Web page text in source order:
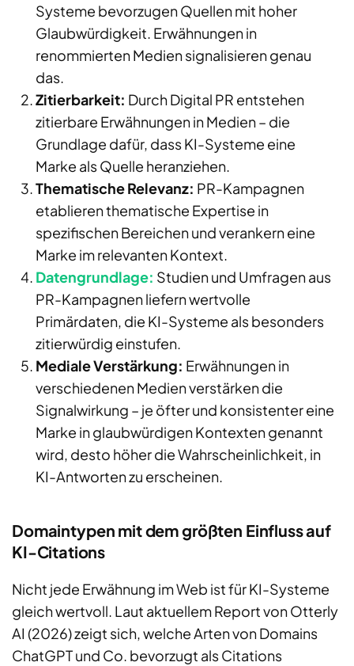
Systeme bevorzugen Quellen mit hoher
Glaubwürdigkeit. Erwähnungen in
renommierten Medien signalisieren genau
das.
Zitierbarkeit: Durch Digital PR entstehen
zitierbare Erwähnungen in Medien – die
Grundlage dafür, dass KI-Systeme eine
Marke als Quelle heranziehen.
Thematische Relevanz: PR-Kampagnen
etablieren thematische Expertise in
spezifischen Bereichen und verankern eine
Marke im relevanten Kontext.
Datengrundlage: Studien und Umfragen aus
PR-Kampagnen liefern wertvolle
Primärdaten, die KI-Systeme als besonders
zitierwürdig einstufen.
Mediale Verstärkung: Erwähnungen in
verschiedenen Medien verstärken die
Signalwirkung – je öfter und konsistenter eine
Marke in glaubwürdigen Kontexten genannt
wird, desto höher die Wahrscheinlichkeit, in
KI-Antworten zu erscheinen.
Domaintypen mit dem größten Einfluss auf
KI-Citations
Nicht jede Erwähnung im Web ist für KI-Systeme
gleich wertvoll. Laut aktuellem Report von Otterly
AI (2026) zeigt sich, welche Arten von Domains
ChatGPT und Co. bevorzugt als Citations